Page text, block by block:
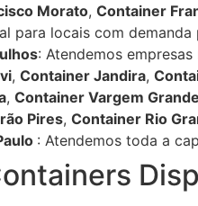
Morato, Container
para locais com
: Atendemos
, Container Jandira,
, Container Vargem
Pires, Container Rio
: Atendemos toda a